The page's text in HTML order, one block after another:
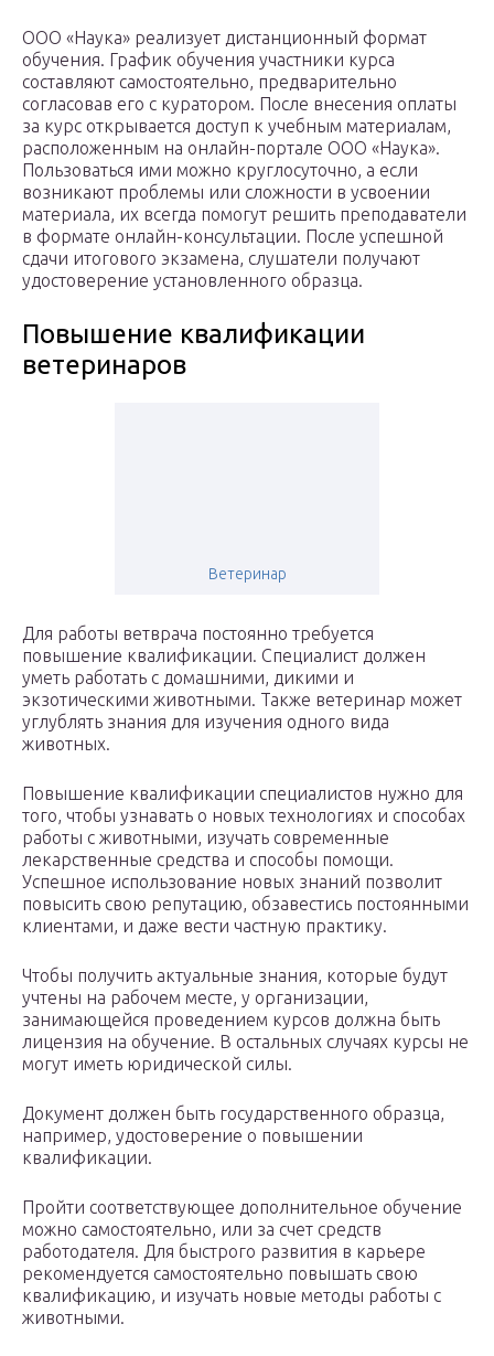
ООО «Наука» реализует дистанционный формат
обучения. График обучения участники курса
составляют самостоятельно, предварительно
согласовав его с куратором. После внесения оплаты
за курс открывается доступ к учебным материалам,
расположенным на онлайн-портале ООО «Наука».
Пользоваться ими можно круглосуточно, а если
возникают проблемы или сложности в усвоении
материала, их всегда помогут решить преподаватели
в формате онлайн-консультации. После успешной
сдачи итогового экзамена, слушатели получают
удостоверение установленного образца.
Повышение квалификации
ветеринаров
Ветеринар
Для работы ветврача постоянно требуется
повышение квалификации. Специалист должен
уметь работать с домашними, дикими и
экзотическими животными. Также ветеринар может
углублять знания для изучения одного вида
животных.
Повышение квалификации специалистов нужно для
того, чтобы узнавать о новых технологиях и способах
работы с животными, изучать современные
лекарственные средства и способы помощи.
Успешное использование новых знаний позволит
повысить свою репутацию, обзавестись постоянными
клиентами, и даже вести частную практику.
Чтобы получить актуальные знания, которые будут
учтены на рабочем месте, у организации,
занимающейся проведением курсов должна быть
лицензия на обучение. В остальных случаях курсы не
могут иметь юридической силы.
Документ должен быть государственного образца,
например, удостоверение о повышении
квалификации.
Пройти соответствующее дополнительное обучение
можно самостоятельно, или за счет средств
работодателя. Для быстрого развития в карьере
рекомендуется самостоятельно повышать свою
квалификацию, и изучать новые методы работы с
животными.